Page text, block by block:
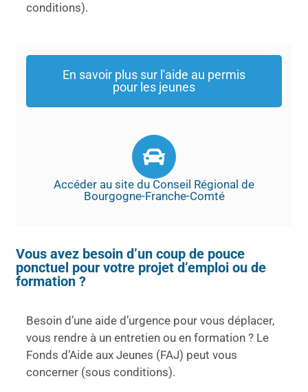
conditions).
En savoir plus sur l'aide au permis
pour les jeunes
Accéder au site du Conseil Régional de
Bourgogne-Franche-Comté
Vous avez besoin d’un coup de pouce
ponctuel pour votre projet d’emploi ou de
formation ?
Besoin d’une aide d’urgence pour vous déplacer,
vous rendre à un entretien ou en formation ? Le
Fonds d’Aide aux Jeunes (FAJ) peut vous
concerner (sous conditions).